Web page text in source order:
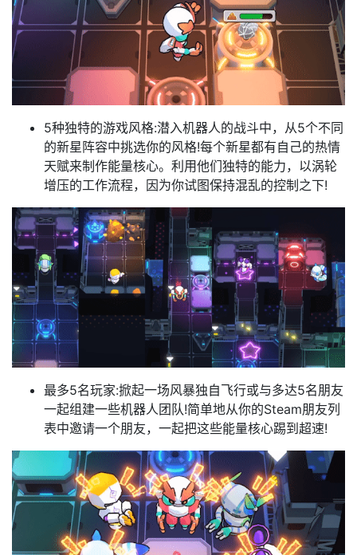
5种独特的游戏风格:潜入机器人的战斗中，从5个不同
的新星阵容中挑选你的风格!每个新星都有自己的热情
天赋来制作能量核心。利用他们独特的能力，以涡轮
增压的工作流程，因为你试图保持混乱的控制之下!
最多5名玩家:掀起一场风暴独自飞行或与多达5名朋友
一起组建一些机器人团队!简单地从你的Steam朋友列
表中邀请一个朋友，一起把这些能量核心踢到超速!